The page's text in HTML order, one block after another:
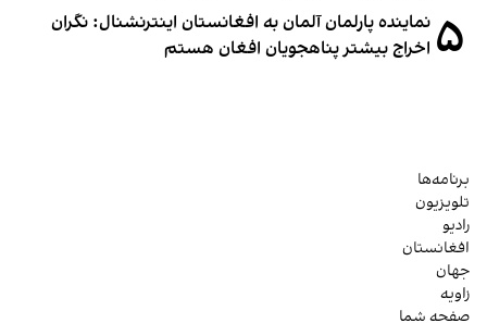
۵ نماینده پارلمان آلمان به افغانستان اینترنشنال: نگران
اخراج بیشتر پناهجویان افغان هستم
برنامه‌ها
تلویزیون
رادیو
افغانستان
جهان
زاویه
صفحه شما